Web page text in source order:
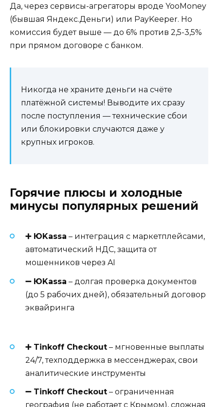
Да, через сервисы-агрегаторы вроде YooMoney
(бывшая Яндекс.Деньги) или PayKeeper. Но
комиссия будет выше — до 6% против 2,5-3,5%
при прямом договоре с банком.
Никогда не храните деньги на счёте
платёжной системы! Выводите их сразу
после поступления — технические сбои
или блокировки случаются даже у
крупных игроков.
Горячие плюсы и холодные
минусы популярных решений
➕ ЮKassa – интеграция с маркетплейсами,
автоматический НДС, защита от
мошенников через AI
➖ ЮKassa – долгая проверка документов
(до 5 рабочих дней), обязательный договор
эквайринга
➕ Tinkoff Checkout – мгновенные выплаты
24/7, техподдержка в мессенджерах, свои
аналитические инструменты
➖ Tinkoff Checkout – ограниченная
география (не работает с Крымом), сложная